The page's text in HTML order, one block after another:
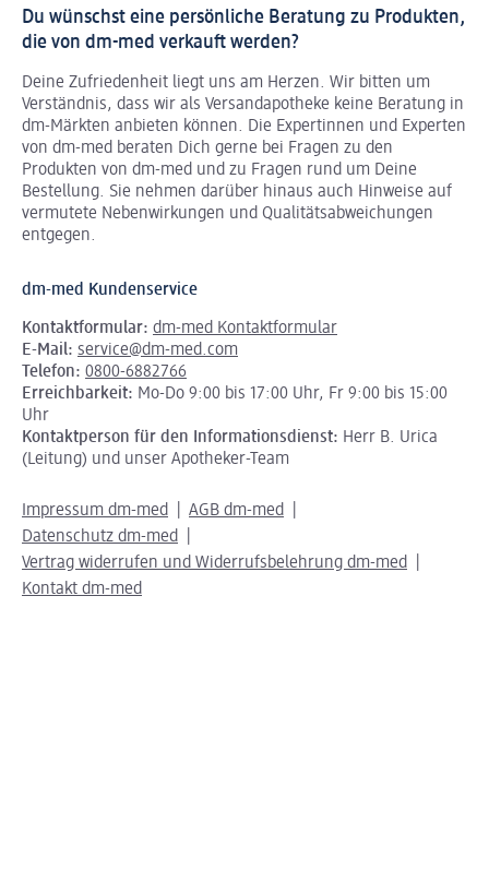
Du wünschst eine persönliche Beratung zu Produkten,
die von dm-med verkauft werden?
Deine Zufriedenheit liegt uns am Herzen. Wir bitten um
Verständnis, dass wir als Versandapotheke keine Beratung in
dm-Märkten anbieten können. Die Expertinnen und Experten
von dm-med beraten Dich gerne bei Fragen zu den
Produkten von dm-med und zu Fragen rund um Deine
Bestellung. Sie nehmen darüber hinaus auch Hinweise auf
vermutete Nebenwirkungen und Qualitätsabweichungen
entgegen.
dm-med Kundenservice
Kontaktformular: dm-med Kontaktformular
E-Mail: service@dm-med.com
Telefon: 0800-6882766
Erreichbarkeit: Mo-Do 9:00 bis 17:00 Uhr, Fr 9:00 bis 15:00
Uhr
Kontaktperson für den Informationsdienst: Herr B. Urica
(Leitung) und unser Apotheker-Team
Impressum dm-med
AGB dm-med
Datenschutz dm-med
Vertrag widerrufen und Widerrufsbelehrung dm-med
Kontakt dm-med